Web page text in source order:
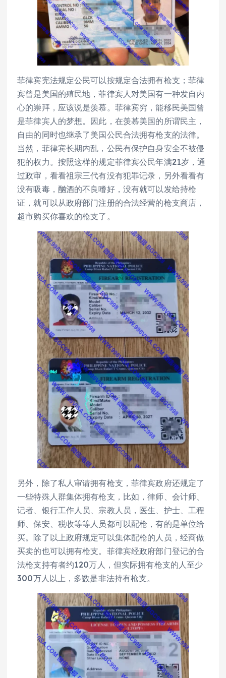
菲律宾宪法规定公民可以按规定合法拥有枪支；菲律
宾曾是美国的殖民地，菲律宾人对美国有一种发自内
心的崇拜，应该说是羡慕。菲律宾穷，能移民美国曾
是菲律宾人的梦想。因此，在羡慕美国的所谓民主，
自由的同时也继承了美国公民合法拥有枪支的法律。
当然，菲律宾长期内乱，公民有保护自身安全不被侵
犯的权力。按照这样的规定菲律宾公民年满21岁，通
过政审，看看祖宗三代有没有犯罪记录，另外看看有
没有吸毒，酗酒的不良嗜好，没有就可以发给持枪
证，就可以从政府部门注册的合法经营的枪支商店，
超市购买你喜欢的枪支了。
另外，除了私人审请拥有枪支，菲律宾政府还规定了
一些特殊人群集体拥有枪支，比如，律师、会计师、
记者、银行工作人员、宗教人员，医生、护士、工程
师、保安、税收等等人员都可以配枪，有的是单位给
买。除了以上政府规定可以集体配枪的人员，经商做
买卖的也可以拥有枪支。菲律宾经政府部门登记的合
法枪支持有者约120万人，但实际拥有枪支的人至少
300万人以上，多数是非法持有枪支。